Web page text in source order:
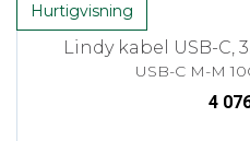
Hurtigvisning
Lindy kabel USB-C,
USB-C M-M
4